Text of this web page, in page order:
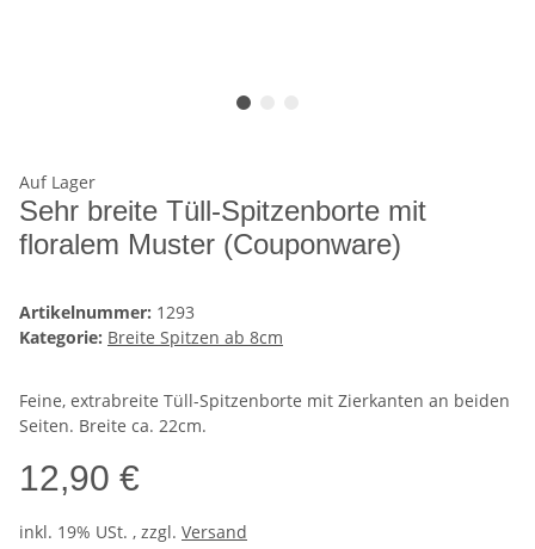
Auf Lager
Sehr breite Tüll-Spitzenborte mit
floralem Muster (Couponware)
Artikelnummer: 1293
Kategorie: Breite Spitzen ab 8cm
Feine, extrabreite Tüll-Spitzenborte mit Zierkanten an beiden
Seiten. Breite ca. 22cm.
12,90 €
inkl. 19% USt. , zzgl. Versand